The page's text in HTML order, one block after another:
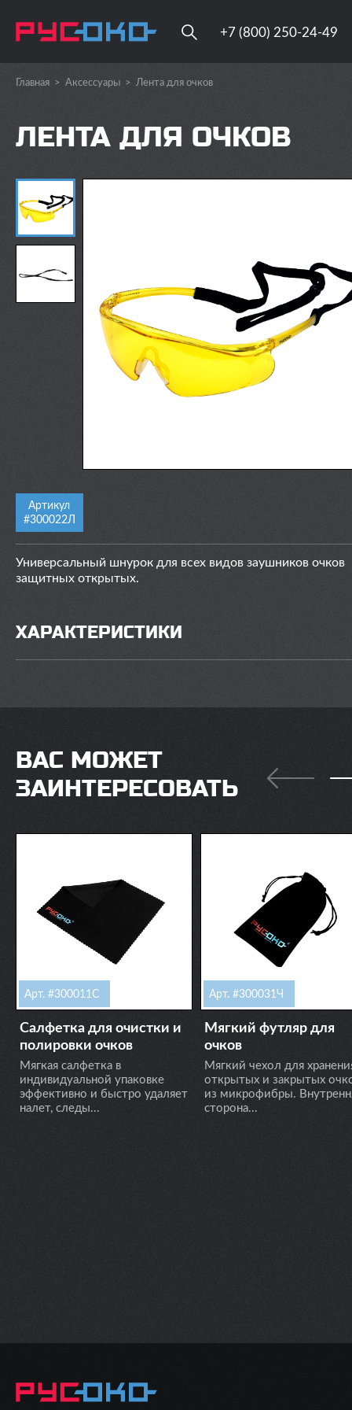
+7 (800) 250-24-49
Главная > Аксессуары > Лента для очков
ЛЕНТА ДЛЯ ОЧКОВ
Артикул
#300022Л
Универсальный шнурок для всех видов заушников очков
защитных открытых.
ХАРАКТЕРИСТИКИ
ВАС МОЖЕТ
ЗАИНТЕРЕСОВАТЬ
Арт. #300011С
Салфетка для очистки и
полировки очков
Мягкая салфетка в
индивидуальной упаковке
эффективно и быстро удаляет
налет, следы...
Арт. #300031Ч
Мягкий футляр для
очков
Мягкий чехол для
открытых и закрытых
из микрофибры.
сторона...